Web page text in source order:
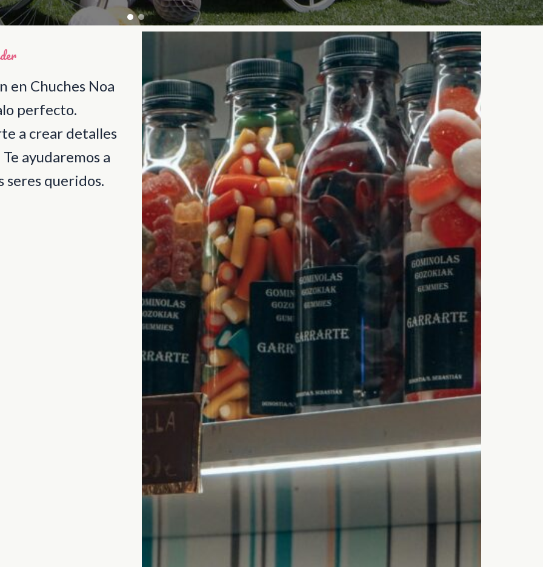
en Chuches Noa
perfecto.
a crear detalles
ayudaremos a
seres queridos.